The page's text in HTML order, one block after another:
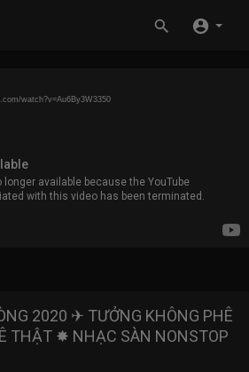
watch?v=Au6By3W3350
2020 ✈ TƯỞNG KHÔNG PHÊ
THẬT ✸ NHẠC SÀN NONSTOP